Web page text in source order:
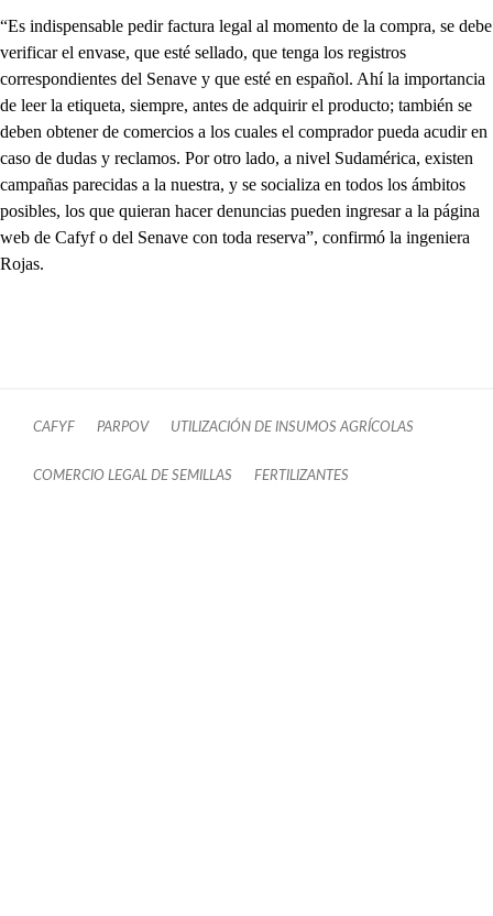
“Es indispensable pedir factura legal al momento de la compra, se debe
verificar el envase, que esté sellado, que tenga los registros
correspondientes del Senave y que esté en español. Ahí la importancia
de leer la etiqueta, siempre, antes de adquirir el producto; también se
deben obtener de comercios a los cuales el comprador pueda acudir en
caso de dudas y reclamos. Por otro lado, a nivel Sudamérica, existen
campañas parecidas a la nuestra, y se socializa en todos los ámbitos
posibles, los que quieran hacer denuncias pueden ingresar a la página
web de Cafyf o del Senave con toda reserva”, confirmó la ingeniera
Rojas.
CAFYF PARPOV UTILIZACIÓN DE INSUMOS AGRÍCOLAS
COMERCIO LEGAL DE SEMILLAS FERTILIZANTES